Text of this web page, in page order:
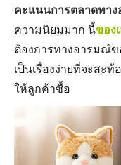
คะแนนการตลาดทา
ความนิยมมาก นี้ของ
ต้องการทางอารมณ์
เป็นเรื่องง่ายที่จะสะ
ให้ลูกค้าซื้อ